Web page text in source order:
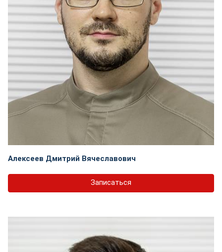
Алексеев Дмитрий Вячеславович
Записаться